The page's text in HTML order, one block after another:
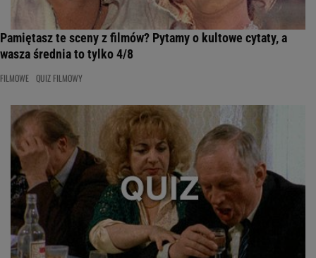
Pamiętasz te sceny z filmów? Pytamy o kultowe cytaty, a
wasza średnia to tylko 4/8
FILMOWE QUIZ FILMOWY